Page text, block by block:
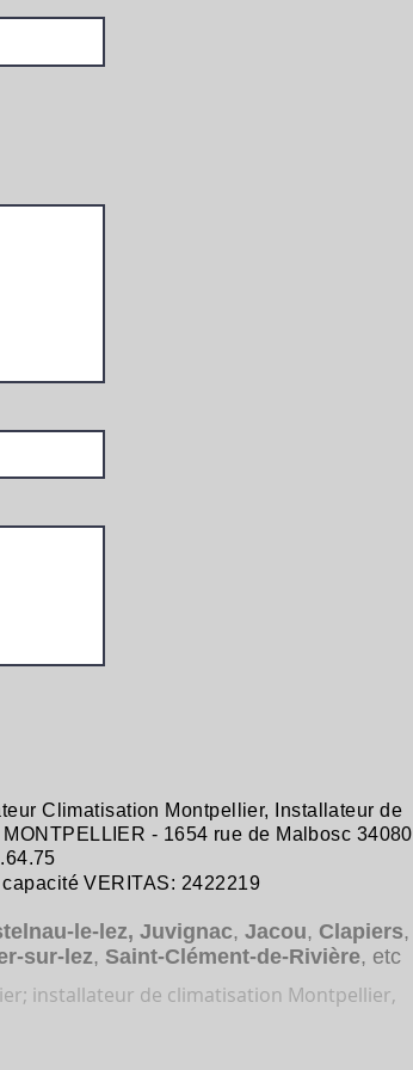
Climatisation Montpellier,
Installateur de
- 1654 rue de Malbosc 34080
VERITAS: 2422219
le-lez, Juvignac, Jacou, Clapiers,
sur-lez, Saint-Clément-de-Rivière, etc
installateur de climatisation Montpellier,